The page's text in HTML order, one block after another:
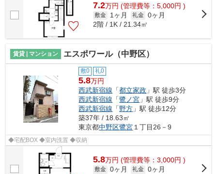
7.2万円 (管理費等：5,000円 )
敷金 1ヶ月 礼金 0ヶ月
2階 / 1K / 21.34㎡
賃貸 | マンション エスポワール（中野区）
敷0 礼0
5.8万円
西武新宿線 「都立家政 」駅 徒歩3分
西武新宿線 「鷺ノ宮 」駅 徒歩9分
西武新宿線 「野方 」駅 徒歩12分
築37年 / 18.63㎡
東京都中野区鷺宮 １丁目26－9
◆宅配BOX ◆室内洗置 ◆収納
5.8万円 (管理費等：3,000円 )
敷金 0ヶ月 礼金 0ヶ月